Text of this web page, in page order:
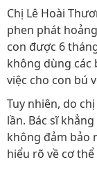
Chị Lê Hoài
phen phát
con được 6
không dùng các
việc cho con bú
Tuy nhiên, do
lần. Bác sĩ
không đảm bảo
hiểu rõ về cơ